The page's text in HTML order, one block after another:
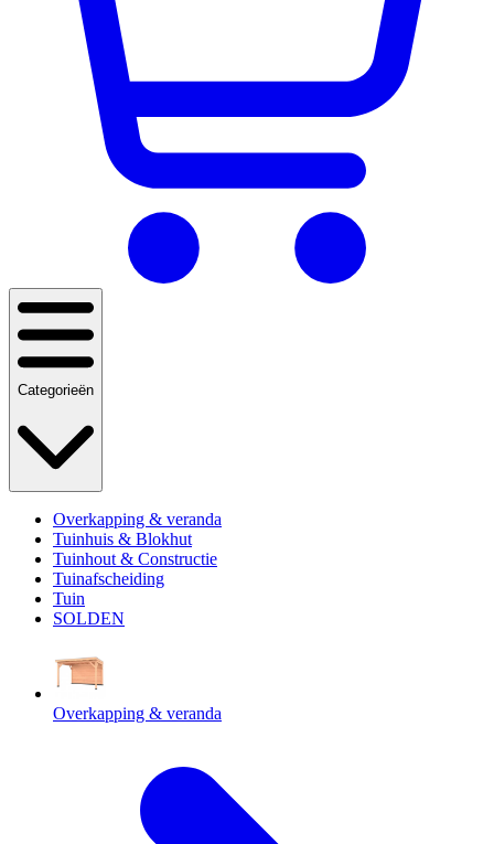
Categorieën
Overkapping & veranda
Tuinhuis & Blokhut
Tuinhout & Constructie
Tuinafscheiding
Tuin
SOLDEN
Overkapping & veranda